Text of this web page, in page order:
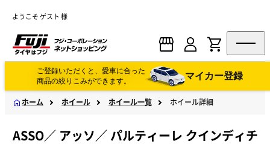
ようこそ ゲスト 様
ご登録いただくと、愛車に合った
商品の絞りこみができます。
マイカー登録
ホーム ホイール ホイール一覧 ホイール詳細
ASSO／ アッソ／ パルティーレ クインディチ